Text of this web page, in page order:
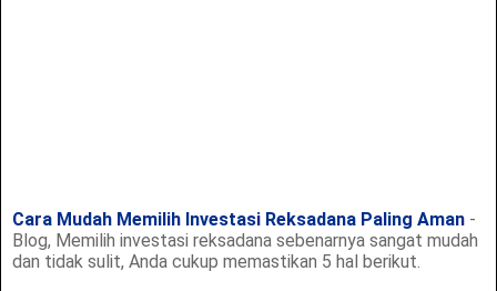
Cara Mudah Memilih Investasi Reksadana Paling Aman -
Blog, Memilih investasi reksadana sebenarnya sangat mudah
dan tidak sulit, Anda cukup memastikan 5 hal berikut.